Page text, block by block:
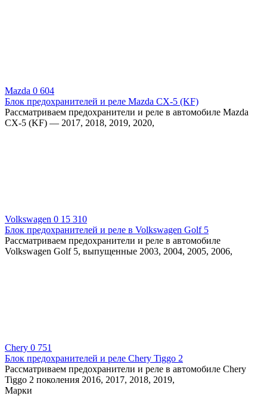
Mazda 0 604
Блок предохранителей и реле Mazda CX-5 (KF)
Рассматриваем предохранители и реле в автомобиле Mazda
CX-5 (KF) — 2017, 2018, 2019, 2020,
Volkswagen 0 15 310
Блок предохранителей и реле в Volkswagen Golf 5
Рассматриваем предохранители и реле в автомобиле
Volkswagen Golf 5, выпущенные 2003, 2004, 2005, 2006,
Chery 0 751
Блок предохранителей и реле Chery Tiggo 2
Рассматриваем предохранители и реле в автомобиле Chery
Tiggo 2 поколения 2016, 2017, 2018, 2019,
Марки